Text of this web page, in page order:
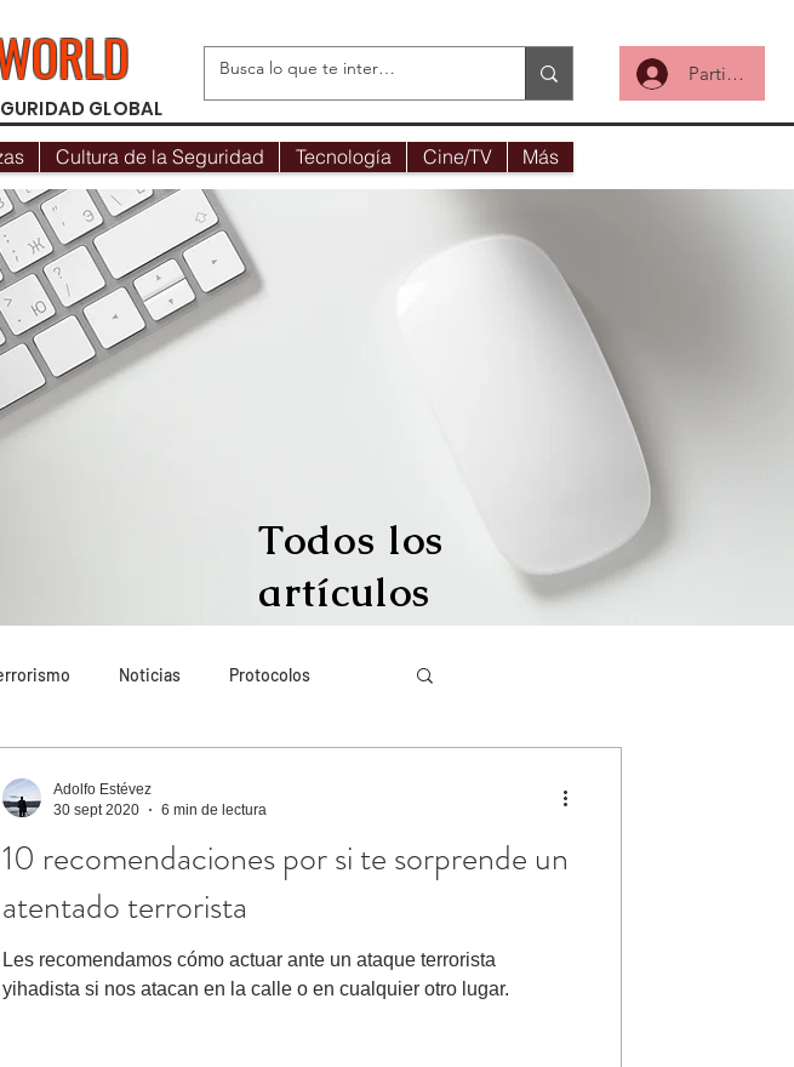
GLOBAL
Participa
Cultura de la Seguridad Tecnología Cine/TV Más
Todos los
artículos
Noticias Protocolos
Narcotráfico Inmigración irregular
Más destacado Artículos en inglés
10 recomendaciones por si te sorprende un
atentado terrorista
Les recomendamos cómo actuar ante un ataque terrorista
yihadista si nos atacan en la calle o en cualquier otro lugar.
Adolfo Estévez
30 sept 2020
6 min de lectura